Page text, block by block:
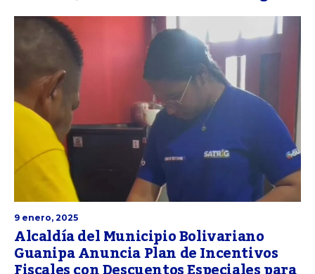
9 enero, 2025
Alcaldía del Municipio Bolivariano
Guanipa Anuncia Plan de Incentivos